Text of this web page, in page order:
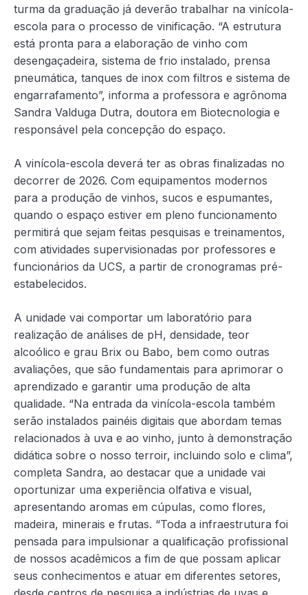
turma da graduação já deverão trabalhar na vinícola-
escola para o processo de vinificação. “A estrutura
está pronta para a elaboração de vinho com
desengaçadeira, sistema de frio instalado, prensa
pneumática, tanques de inox com filtros e sistema de
engarrafamento”, informa a professora e agrônoma
Sandra Valduga Dutra, doutora em Biotecnologia e
responsável pela concepção do espaço.
A vinícola-escola deverá ter as obras finalizadas no
decorrer de 2026. Com equipamentos modernos
para a produção de vinhos, sucos e espumantes,
quando o espaço estiver em pleno funcionamento
permitirá que sejam feitas pesquisas e treinamentos,
com atividades supervisionadas por professores e
funcionários da UCS, a partir de cronogramas pré-
estabelecidos.
A unidade vai comportar um laboratório para
realização de análises de pH, densidade, teor
alcoólico e grau Brix ou Babo, bem como outras
avaliações, que são fundamentais para aprimorar o
aprendizado e garantir uma produção de alta
qualidade. “Na entrada da vinícola-escola também
serão instalados painéis digitais que abordam temas
relacionados à uva e ao vinho, junto à demonstração
didática sobre o nosso terroir, incluindo solo e clima”,
completa Sandra, ao destacar que a unidade vai
oportunizar uma experiência olfativa e visual,
apresentando aromas em cúpulas, como flores,
madeira, minerais e frutas. “Toda a infraestrutura foi
pensada para impulsionar a qualificação profissional
de nossos acadêmicos a fim de que possam aplicar
seus conhecimentos e atuar em diferentes setores,